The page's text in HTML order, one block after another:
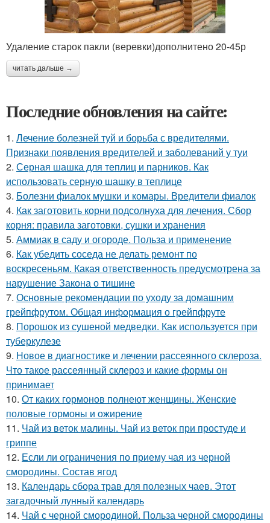
Удаление старок пакли (веревки)дополнитено 20-45р
читать дальше →
Последние обновления на сайте:
1. Лечение болезней туй и борьба с вредителями.
Признаки появления вредителей и заболеваний у туи
2. Серная шашка для теплиц и парников. Как
использовать серную шашку в теплице
3. Болезни фиалок мушки и комары. Вредители фиалок
4. Как заготовить корни подсолнуха для лечения. Сбор
корня: правила заготовки, сушки и хранения
5. Аммиак в саду и огороде. Польза и применение
6. Как убедить соседа не делать ремонт по
воскресеньям. Какая ответственность предусмотрена за
нарушение Закона о тишине
7. Основные рекомендации по уходу за домашним
грейпфрутом. Общая информация о грейпфруте
8. Порошок из сушеной медведки. Как используется при
туберкулезе
9. Новое в диагностике и лечении рассеянного склероза.
Что такое рассеянный склероз и какие формы он
принимает
10. От каких гормонов полнеют женщины. Женские
половые гормоны и ожирение
11. Чай из веток малины. Чай из веток при простуде и
гриппе
12. Если ли ограничения по приему чая из черной
смородины. Состав ягод
13. Календарь сбора трав для полезных чаев. Этот
загадочный лунный календарь
14. Чай с черной смородиной. Польза черной смородины